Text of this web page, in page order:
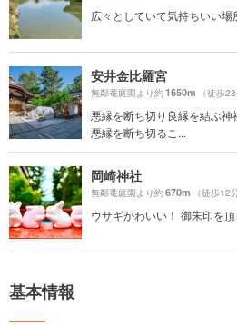
広々としていて気持ちいい場
安井金比羅宮
無鄰菴庭園より約1650m （徒歩28
悪縁を断ち切り良縁を結ぶ
悪縁を断ち切るこ...
岡崎神社
無鄰菴庭園より約670m （徒歩12
ウサギかわいい！ 御朱印を
基本情報